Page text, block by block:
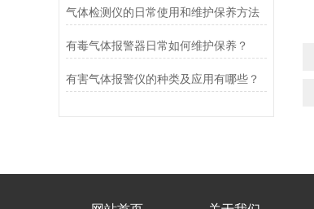
气体检测仪的日常使用和维护保养方法
有毒气体报警器日常如何维护保养？
有害气体报警仪的种类及应用有哪些？